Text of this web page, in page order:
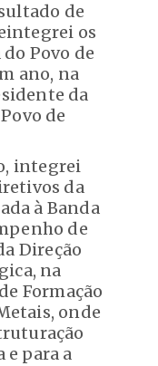
de
os
do Povo de
ano, na
da
de
integrei
da
à Banda
de
Direção
na
Formação
onde
para a